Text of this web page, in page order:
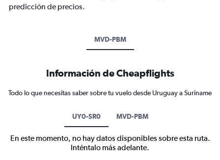
predicción de precios.
MVD-PBM
Información de Cheapflights
Todo lo que necesitas saber sobre tu vuelo desde Uruguay a Suriname
UY0-SR0 MVD-PBM
En este momento, no hay datos disponibles sobre esta ruta.
Inténtalo más adelante.